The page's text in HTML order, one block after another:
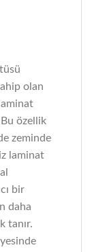
olan
özellik
zeminde
laminat
bir
daha
tanır.